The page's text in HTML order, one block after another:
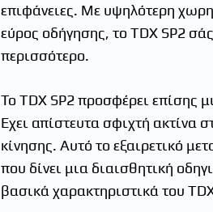
επιφάνειες. Με υψηλότερη
εύρος οδήγησης, το TDX SP2
περισσότερο.
Το TDX SP2 προσφέρει επίσης
Έχει απίστευτα σφιχτή ακτίνα
κίνησης. Αυτό το εξαιρετικό
που δίνει μια διαισθητική
βασικά χαρακτηριστικά του